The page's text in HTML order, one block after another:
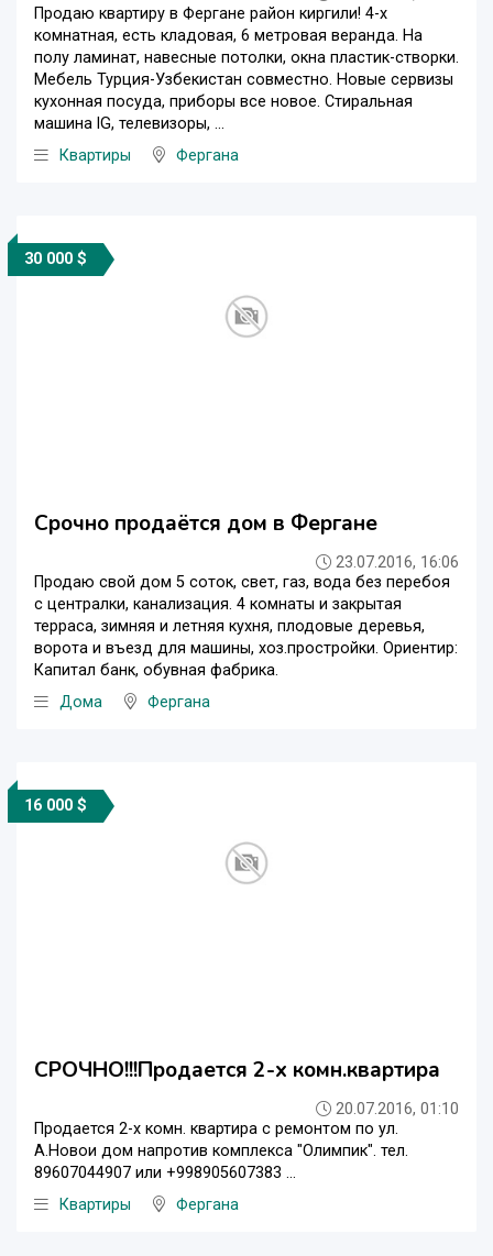
Продаю квартиру в Фергане район киргили! 4-х
комнатная, есть кладовая, 6 метровая веранда. На
полу ламинат, навесные потолки, окна пластик-створки.
Мебель Турция-Узбекистан совместно. Новые сервизы
кухонная посуда, приборы все новое. Стиральная
машина lG, телевизоры, ...
Квартиры
Фергана
30 000 $
Срочно продаётся дом в Фергане
23.07.2016, 16:06
Продаю свой дом 5 соток, свет, газ, вода без перебоя
с централки, канализация. 4 комнаты и закрытая
терраса, зимняя и летняя кухня, плодовые деревья,
ворота и въезд для машины, хоз.простройки. Ориентир:
Капитал банк, обувная фабрика.
Дома
Фергана
16 000 $
СРОЧНО!!!Продается 2-х комн.квартира
20.07.2016, 01:10
Продается 2-х комн. квартира с ремонтом по ул.
А.Новои дом напротив комплекса "Олимпик". тел.
89607044907 или +998905607383 ...
Квартиры
Фергана